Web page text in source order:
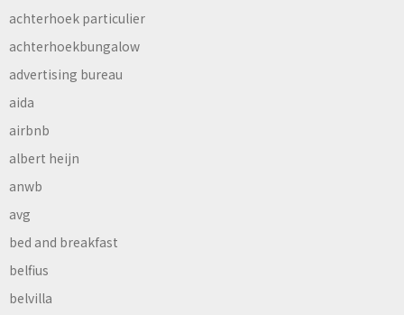
achterhoek particulier
achterhoekbungalow
advertising bureau
aida
airbnb
albert heijn
anwb
avg
bed and breakfast
belfius
belvilla